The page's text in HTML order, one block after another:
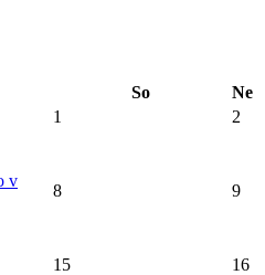
So
Ne
1 2
v
8 9
15 16